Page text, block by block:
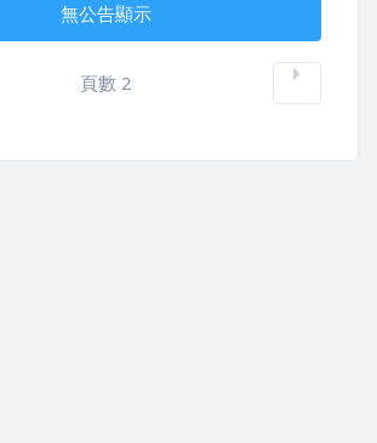
無公告顯示
頁數 2